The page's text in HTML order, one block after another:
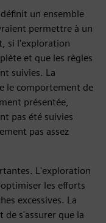
un ensemble
permettre à un
si l'exploration
et que les règles
suivies. La
le comportement de
présentée,
pas été suivies
pas assez
L'exploration
les efforts
excessives. La
s'assurer que la